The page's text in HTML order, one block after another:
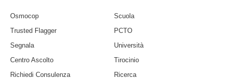
Osmocop
Trusted Flagger
Segnala
Centro Ascolto
Richiedi Consulenza
Scuola
PCTO
Università
Tirocinio
Ricerca